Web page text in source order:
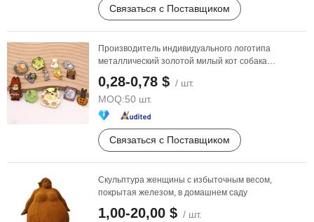
Связаться с Поставщиком
Производитель индивидуального логотипа
металлический золотой милый кот собака
животное сувенирная ...
0,28-0,78 $ / шт.
MOQ:50 шт.
Связаться с Поставщиком
Скульптура женщины с избыточным весом,
покрытая железом, в домашнем саду
1,00-20,00 $ / шт.